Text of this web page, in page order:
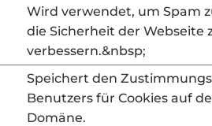
Wird verwendet, um Spam
die Sicherheit der Webseite
verbessern.&nbsp;
Speichert den
Benutzers für Cookies auf
Domäne.